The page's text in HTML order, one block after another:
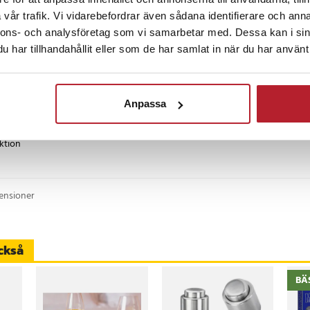
trafik. Vi vidarebefordrar även sådana identifierare och
och analysföretag som vi samarbetar med. Dessa kan i
har tillhandahållit eller som de har samlat in när du har
Anpassa
vinet vid servering
och ABS
för smidig servering
månader sedan
o snabb leverans